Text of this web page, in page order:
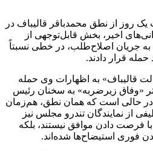
روز از نطق محمدباقر قالیباف در
اخیر، بخش قابل‌توجهی از
به جریان اصلاح‌طلب، در خطی نسبتاً
قرار دادند.
قالیباف» به اظهارات وی حمله
«وفاق زیرضربه» به سخنان رئیس
حالی است که همان نطق، هم‌زمان
از نمایندگان تندرو مجلس نیز
با فرصت دادن موافق نیستند، بلکه
فوری استیضاح‌ها شده‌اند.